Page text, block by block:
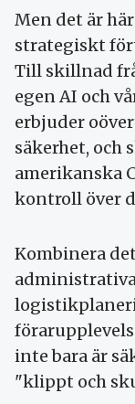
Men det är
strategiskt
Till skillnad
egen AI och
erbjuder
säkerhet, och
amerikanska
kontroll över
Kombinera
inte bara är
"klippt och